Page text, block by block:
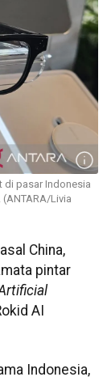
di pasar Indonesia
Livia
China,
pintar
AI
Indonesia,